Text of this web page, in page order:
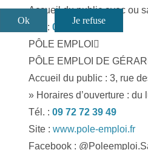
Accueil du public avec ou
Tél. : 03 29 41 53 90
PÔLE EMPLOI
PÔLE EMPLOI DE
Accueil du public : 3, rue
» Horaires d’ouverture :
Tél. : 09 72 72 39 49
Site : www.pole-emploi.fr
Facebook :
Ok Je refuse